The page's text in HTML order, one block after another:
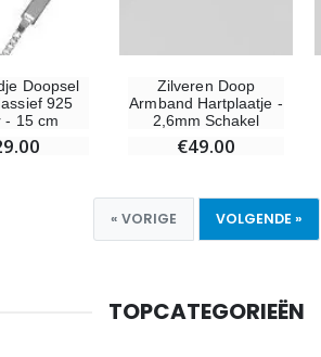
Doopsel
925
- 15 cm
Zilveren Doop
Armband Hartplaatje -
2,6mm Schakel
€49.00
« VORIGE VOLGENDE »
TOPCATEGORIEËN